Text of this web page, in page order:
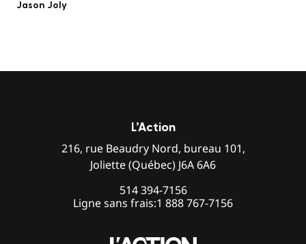
Jason Joly
L’Action
216, rue Beaudry Nord, bureau 101,
Joliette (Québec) J6A 6A6
514 394-7156
Ligne sans frais:1 888 767-7156